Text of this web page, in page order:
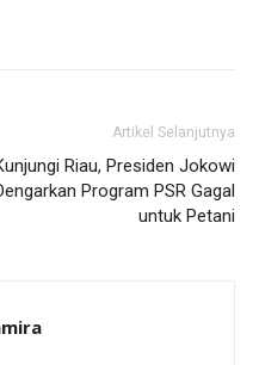
Artikel Selanjutnya
Riau, Presiden Jokowi
Program PSR Gagal
untuk Petani